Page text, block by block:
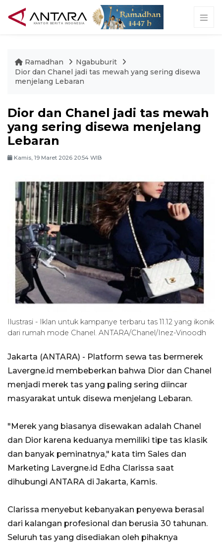
Ramadhan
Ngabuburit
Dior dan Chanel jadi tas mewah yang sering disewa
menjelang Lebaran
Dior dan Chanel jadi tas mewah
yang sering disewa menjelang
Lebaran
Kamis, 19 Maret 2026 20:54 WIB
Ilustrasi - Iklan untuk kampanye terbaru tas 11.12 yang ikonik
dari rumah mode Chanel. ANTARA/Chanel/Inez-Vinoodh
Jakarta (ANTARA) - Platform sewa tas bermerek
Lavergne.id membeberkan bahwa Dior dan Chanel
menjadi merek tas yang paling sering diincar
masyarakat untuk disewa menjelang Lebaran.
"Merek yang biasanya disewakan adalah Chanel
dan Dior karena keduanya memiliki tipe tas klasik
dan banyak peminatnya," kata tim Sales dan
Marketing Lavergne.id Edha Clarissa saat
dihubungi ANTARA di Jakarta, Kamis.
Clarissa menyebut kebanyakan penyewa berasal
dari kalangan profesional dan berusia 30 tahunan.
Seluruh tas yang disediakan oleh pihaknya